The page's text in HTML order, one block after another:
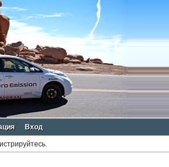
Вход